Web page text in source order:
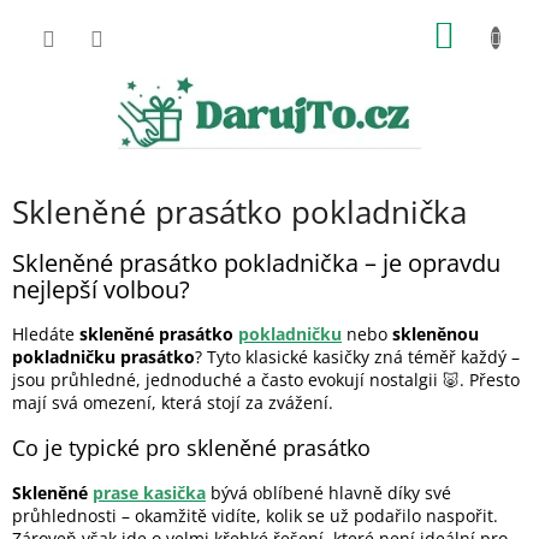
Skleněné prasátko pokladnička
Skleněné prasátko pokladnička – je opravdu
nejlepší volbou?
Hledáte skleněné prasátko pokladničku nebo skleněnou
pokladničku prasátko? Tyto klasické kasičky zná téměř každý –
jsou průhledné, jednoduché a často evokují nostalgii 🐷. Přesto
mají svá omezení, která stojí za zvážení.
Co je typické pro skleněné prasátko
Skleněné prase kasička bývá oblíbené hlavně díky své
průhlednosti – okamžitě vidíte, kolik se už podařilo naspořit.